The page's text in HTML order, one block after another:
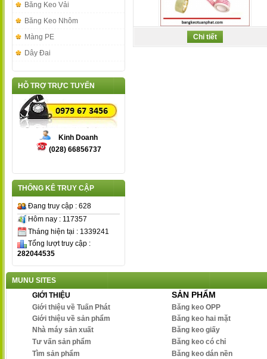
Băng Keo Vải
Băng Keo Nhôm
Màng PE
Dây Đai
HỖ TRỢ TRỰC TUYẾN
Kinh Doanh
(028) 66856737
THỐNG KÊ TRUY CẬP
Đang truy cập : 628
Hôm nay : 117357
Tháng hiện tại : 1339241
Tổng lượt truy cập :
282044535
Băng Keo Dán Thùng
Chi tiết
MUNU SITES
GIỚI THIỆU
SẢN PHẨM
Giới thiệu về Tuấn Phát
Băng keo OPP
Giới thiệu về sản phẩm
Băng keo hai mặt
Nhà máy sản xuất
Băng keo giấy
Tư vấn sản phẩm
Băng keo có chỉ
Tìm sản phẩm
Băng keo dán nền